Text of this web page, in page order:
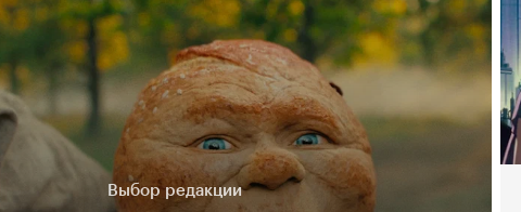
Выбор редакции